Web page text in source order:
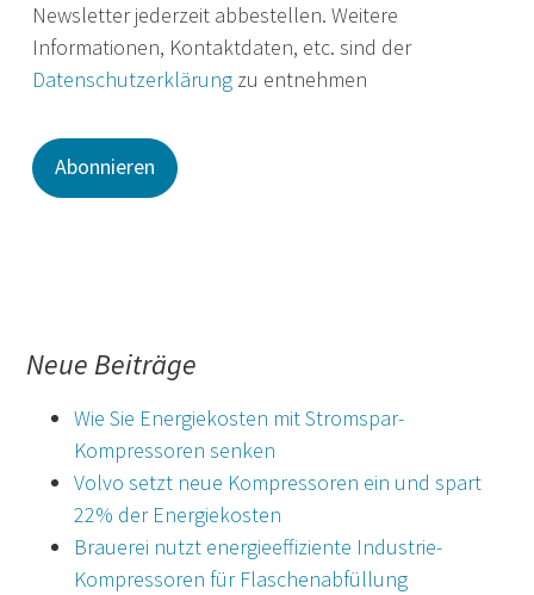
Newsletter jederzeit abbestellen. Weitere
Informationen, Kontaktdaten, etc. sind der
Datenschutzerklärungzu entnehmen
Neue Beiträge
Wie Sie Energiekosten mit Stromspar-
Kompressoren senken
Volvo setzt neue Kompressoren ein und spart
22% der Energiekosten
Brauerei nutzt energieeffiziente Industrie-
Kompressoren für Flaschenabfüllung